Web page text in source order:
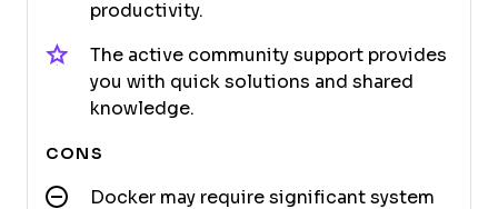
productivity.
The active community support provides
you with quick solutions and shared
knowledge.
CONS
Docker may require significant system